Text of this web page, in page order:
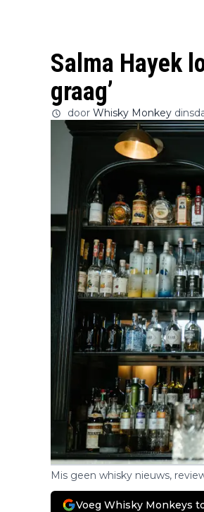
Salma Hayek
graag’
door Whisky Monkey
Mis geen whisky nieuws,
Voeg Whisky Monkeys